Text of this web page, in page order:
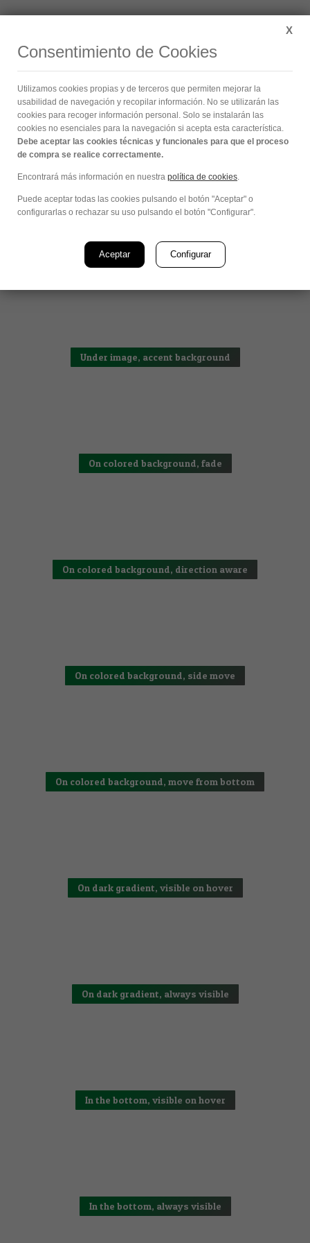
Buscar:
Portfolio hover layouts
Estás aquí:
Under image, dark background
Under image, icons are disabled
Under image, accent background
On colored background, fade
On colored background, direction aware
On colored background, side move
On colored background, move from bottom
On dark gradient, visible on hover
On dark gradient, always visible
In the bottom, visible on hover
In the bottom, always visible
X
Consentimiento de Cookies
Utilizamos cookies propias y de terceros que permiten mejorar la
usabilidad de navegación y recopilar información. No se utilizarán las
cookies para recoger información personal. Solo se instalarán las
cookies no esenciales para la navegación si acepta esta característica.
Debe aceptar las cookies técnicas y funcionales para que el proceso
de compra se realice correctamente.
Encontrará más información en nuestra política de cookies.
Puede aceptar todas las cookies pulsando el botón "Aceptar" o
configurarlas o rechazar su uso pulsando el botón "Configurar".
Aceptar Configurar